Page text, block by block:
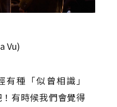
Vu)
種「似曾相識」
有時候我們會覺得